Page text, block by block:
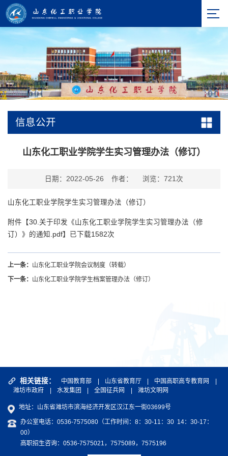
信息公开
山东化工职业学院学生实习管理办法（修订）
日期：2022-05-26 作者： 浏览： 721次
山东化工职业学院学生实习管理办法（修订）
附件【30.关于印发《山东化工职业学院学生实习管理办法（修
订）》的通知.pdf】已下载1582次
上一条： 山东化工职业学院会议制度（转载）
下一条： 山东化工职业学院学生档案管理办法（修订）
相关链接： 中国教育部 | 山东省教育厅 | 中国高职高专教育网
|
潍坊市政府
| 水发集团 | 全国征兵网 | 潍坊文明网
地址：山东省潍坊市滨海经济开发区汉江东一街03699号
办公室电话：0536-7575080（工作时间：8：30-11：30 14：30-17：
00）
高职招生咨询：0536-7575021，7575089，7575196